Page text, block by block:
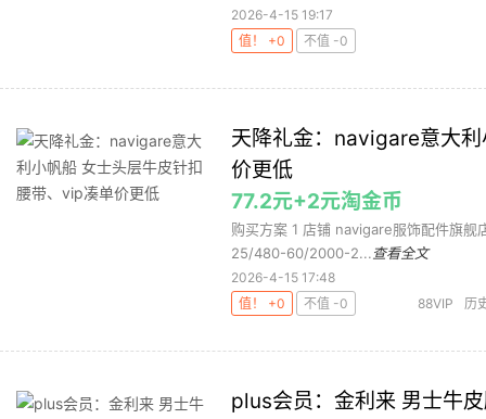
2026-4-15 19:17
值！ +0
不值 -0
天降礼金：navigare意大
价更低
77.2元+2元淘金币
购买方案 1 店铺 navigare服饰配件旗
25/480-60/2000-2... 查看全文
2026-4-15 17:48
值！ +0
不值 -0 88VIP 历
plus会员：金利来 男士牛